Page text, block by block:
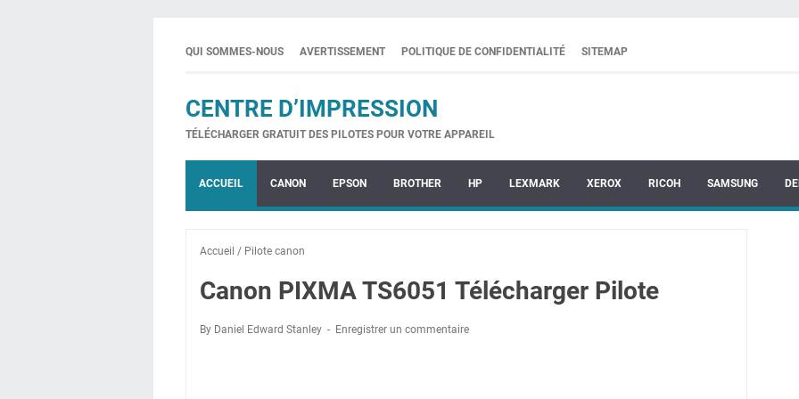
QUI SOMMES-NOUS AVERTISSEMENT POLITIQUE DE CONFIDENTIALITÉ SITEMAP
CENTRE D’IMPRESSION
TÉLÉCHARGER GRATUIT DES PILOTES POUR VOTRE APPAREIL
ACCUEIL CANON EPSON BROTHER HP LEXMARK XEROX RICOH SAMSUNG
Accueil / Pilote canon
Canon PIXMA TS6051 Télécharger Pilote
By Daniel Edward Stanley Enregistrer un commentaire